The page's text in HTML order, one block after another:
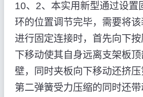
10、2、本实用新型通过设置
环的位置调节完毕，需要将
进行固定连接时，首先向下
下移动使其自身远离支架板
壁，同时夹板向下移动还挤
第二弹簧受力压缩的同时还带